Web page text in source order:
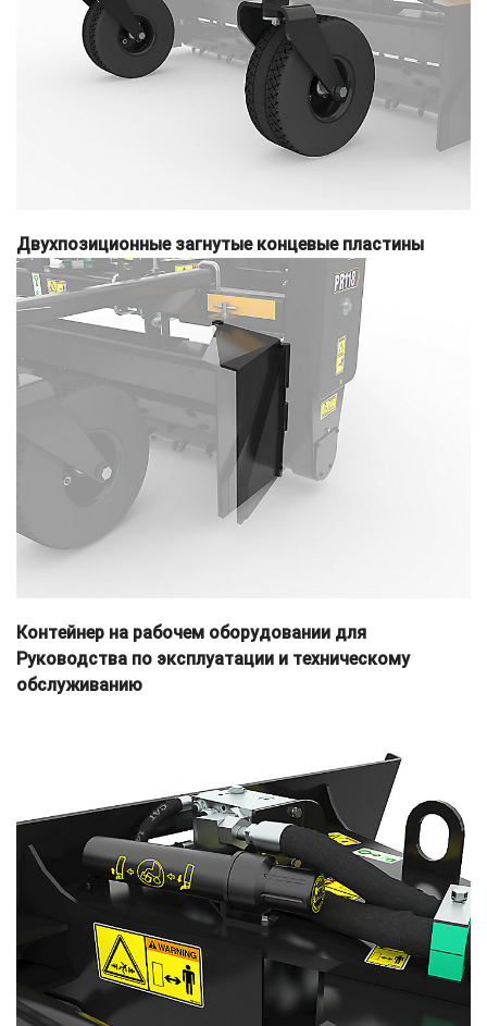
Двухпозиционные загнутые концевые пластины
Контейнер на рабочем оборудовании для
Руководства по эксплуатации и техническому
обслуживанию